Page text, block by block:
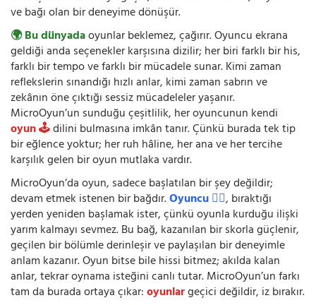
ve bağı olan bir deneyime dönüşür.
🌍 Bu dünyadaoyunlar beklemez, çağırır. Oyuncu ekrana
geldiği anda seçenekler karşısına dizilir; her biri farklı bir his,
farklı bir tempo ve farklı bir mücadele sunar. Kimi zaman
reflekslerin sınandığı hızlı anlar, kimi zaman sabrın ve
zekânın öne çıktığı sessiz mücadeleler yaşanır.
MicroOyun’un sunduğu çeşitlilik, her oyuncunun kendi
oyun 🕹️dilini bulmasına imkân tanır. Çünkü burada tek tip
bir eğlence yoktur; her ruh hâline, her ana ve her tercihe
karşılık gelen bir oyun mutlaka vardır.
MicroOyun’da oyun, sadece başlatılan bir şey değildir;
devam etmek istenen bir bağdır.Oyuncu 🧍‍♂️, bıraktığı
yerden yeniden başlamak ister, çünkü oyunla kurduğu ilişki
yarım kalmayı sevmez. Bu bağ, kazanılan bir skorla güçlenir,
geçilen bir bölümle derinleşir ve paylaşılan bir deneyimle
anlam kazanır. Oyun bitse bile hissi bitmez; akılda kalan
anlar, tekrar oynama isteğini canlı tutar. MicroOyun’un farkı
tam da burada ortaya çıkar:oyunlargeçici değildir, iz bırakır.